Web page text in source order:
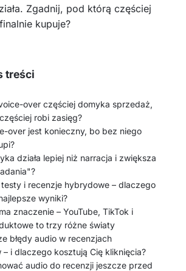
Zgadnij, pod którą częściej
kupuje?
treści
over częściej domyka sprzedaż,
robi zasięg?
over jest konieczny, bo bez niego
działa lepiej niż narracja i zwiększa
i recenzje hybrydowe – dlaczego
wyniki?
znaczenie – YouTube, TikTok i
to trzy różne światy
błędy audio w recenzjach
i dlaczego kosztują Cię kliknięcia?
audio do recenzji jeszcze przed